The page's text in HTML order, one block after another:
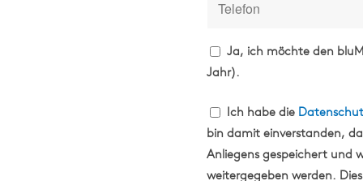
Ja, ich möchte den
Jahr).
Ich habe die
bin damit einverstanden,
Anliegens gespeichert und
weitergegeben werden.